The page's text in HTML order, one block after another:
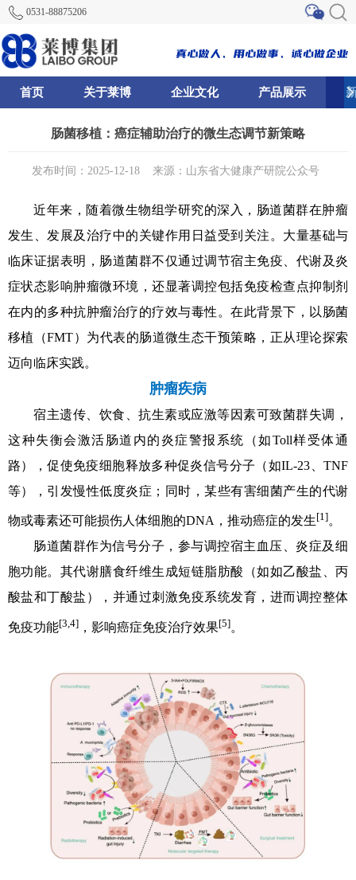
0531-88875206
首页 关于莱博 企业文化 产品展示
肠菌移植：癌症辅助治疗的微生态调节新策略
发布时间：2025-12-18 来源：山东省大健康产研院公众号
近年来，随着微生物组学研究的深入，肠道菌群在肿瘤
发生、发展及治疗中的关键作用日益受到关注。大量基础与
临床证据表明，肠道菌群不仅通过调节宿主免疫、代谢及炎
症状态影响肿瘤微环境，还显著调控包括免疫检查点抑制剂
在内的多种抗肿瘤治疗的疗效与毒性。在此背景下，以肠菌
移植（FMT）为代表的肠道微生态干预策略，正从理论探索
迈向临床实践。
肿瘤疾病
宿主遗传、饮食、抗生素或应激等因素可致菌群失调，
这种失衡会激活肠道内的炎症警报系统（如Toll样受体通
路），促使免疫细胞释放多种促炎信号分子（如IL-23、TNF
等），引发慢性低度炎症；同时，某些有害细菌产生的代谢
物或毒素还可能损伤人体细胞的DNA，推动癌症的发生[1]。
肠道菌群作为信号分子，参与调控宿主血压、炎症及细
胞功能。其代谢膳食纤维生成短链脂肪酸（如如乙酸盐、丙
酸盐和丁酸盐），并通过刺激免疫系统发育，进而调控整体
免疫功能[3,4] ，影响癌症免疫治疗效果[5]。